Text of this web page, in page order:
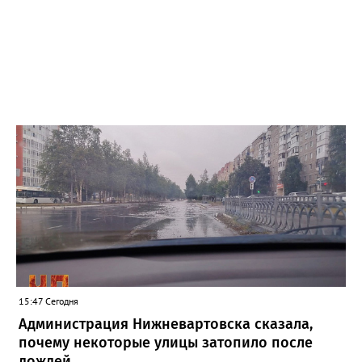
15:47 Сегодня
Администрация Нижневартовска сказала,
почему некоторые улицы затопило после